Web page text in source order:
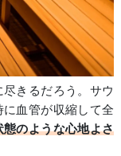
きるだろう。サウ
血管が収縮して全
態のような心地よさ